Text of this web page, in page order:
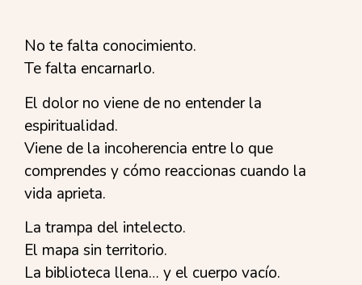
No te falta conocimiento.
Te falta encarnarlo.
El dolor no viene de no entender la
espiritualidad.
Viene de la incoherencia entre lo que
comprendes y cómo reaccionas cuando la
vida aprieta.
La trampa del intelecto.
El mapa sin territorio.
La biblioteca llena… y el cuerpo vacío.